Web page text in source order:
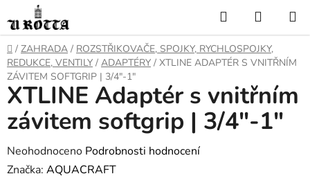
na
obsah
Hledat
KOŠÍK
DOMŮ
/ ZAHRADA / ROZSTŘIKOVAČE, SPOJKY, RYCHLOSPOJKY,
REDUKCE, VENTILY / ADAPTÉRY / XTLINE ADAPTÉR S VNITŘNÍM
ZÁVITEM SOFTGRIP | 3/4"-1"
XTLINE Adaptér s vnitřním
závitem softgrip | 3/4"-1"
Průměrné
hodnocení
Neohodnoceno Podrobnosti hodnocení
Značka: AQUACRAFT